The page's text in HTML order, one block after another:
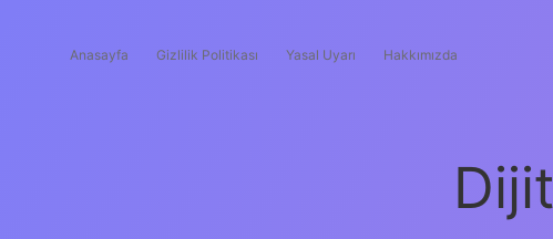
Anasayfa Gizlilik Politikası Yasal Uyarı Hakkımızda